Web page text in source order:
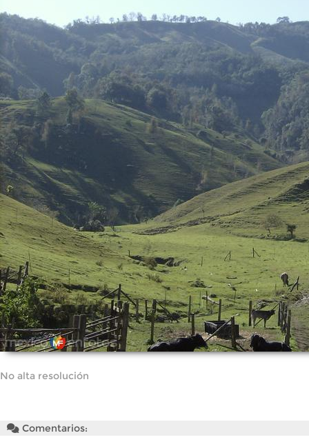
No alta resolución
Comentarios: